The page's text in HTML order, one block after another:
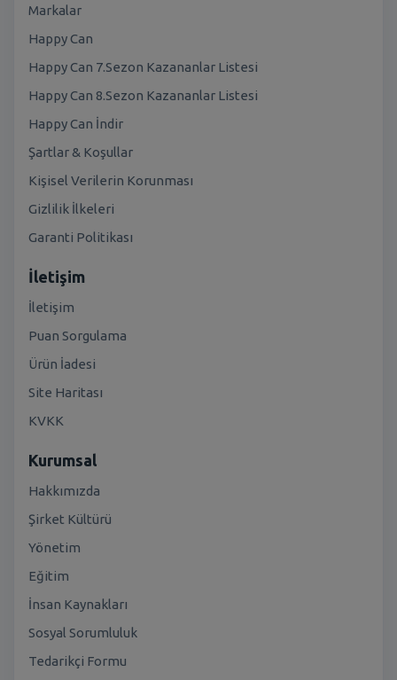
Markalar
Happy Can
Happy Can 7.Sezon Kazananlar Listesi
Happy Can 8.Sezon Kazananlar Listesi
Happy Can İndir
Şartlar & Koşullar
Kişisel Verilerin Korunması
Gizlilik İlkeleri
Garanti Politikası
İletişim
İletişim
Puan Sorgulama
Ürün İadesi
Site Haritası
KVKK
Kurumsal
Hakkımızda
Şirket Kültürü
Yönetim
Eğitim
İnsan Kaynakları
Sosyal Sorumluluk
Tedarikçi Formu